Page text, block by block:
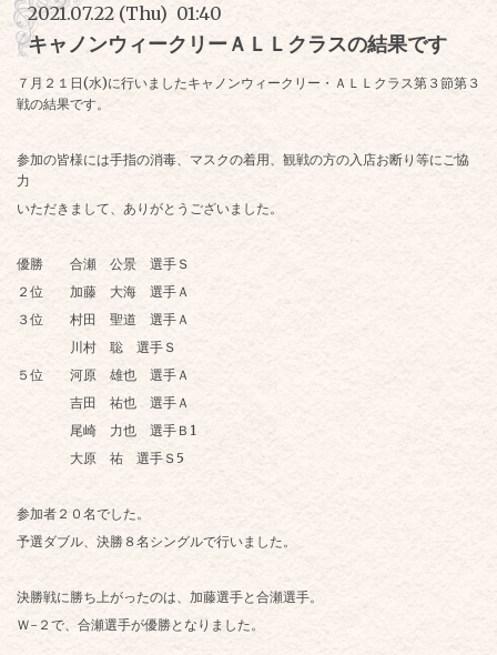
2021.07.22 (Thu) 01:40
キャノンウィークリーＡＬＬクラスの結果です
７月２１日(水)に行いましたキャノンウィークリー・ＡＬＬクラス第３節第３
戦の結果です。
参加の皆様には手指の消毒、マスクの着用、観戦の方の入店お断り等にご協
力
いただきまして、ありがとうございました。
優勝 合瀬 公景 選手Ｓ
２位 加藤 大海 選手Ａ
３位 村田 聖道 選手Ａ
川村 聡 選手Ｓ
５位 河原 雄也 選手Ａ
吉田 祐也 選手Ａ
尾崎 力也 選手Ｂ1
大原 祐 選手Ｓ5
参加者２０名でした。
予選ダブル、決勝８名シングルで行いました。
決勝戦に勝ち上がったのは、加藤選手と合瀬選手。
Ｗ-２で、合瀬選手が優勝となりました。